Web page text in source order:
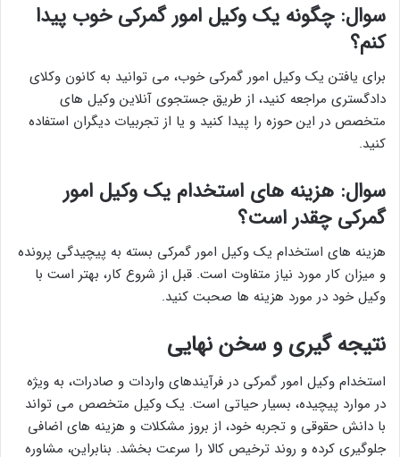
سوال: چگونه یک وکیل امور گمرکی خوب پیدا
کنم؟
برای یافتن یک وکیل امور گمرکی خوب، می توانید به کانون وکلای
دادگستری مراجعه کنید، از طریق جستجوی آنلاین وکیل های
متخصص در این حوزه را پیدا کنید و یا از تجربیات دیگران استفاده
کنید.
سوال: هزینه های استخدام یک وکیل امور
گمرکی چقدر است؟
هزینه های استخدام یک وکیل امور گمرکی بسته به پیچیدگی پرونده
و میزان کار مورد نیاز متفاوت است. قبل از شروع کار، بهتر است با
وکیل خود در مورد هزینه ها صحبت کنید.
نتیجه گیری و سخن نهایی
استخدام وکیل امور گمرکی در فرآیندهای واردات و صادرات، به ویژه
در موارد پیچیده، بسیار حیاتی است. یک وکیل متخصص می تواند
با دانش حقوقی و تجربه خود، از بروز مشکلات و هزینه های اضافی
جلوگیری کرده و روند ترخیص کالا را سرعت بخشد. بنابراین، مشاوره